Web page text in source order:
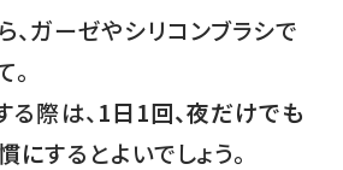
、ガーゼやシリコンブラシで
際は、 1日1回、夜だけでも
にするとよいでしょう。